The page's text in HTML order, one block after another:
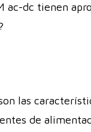
ac-dc tienen
las
de